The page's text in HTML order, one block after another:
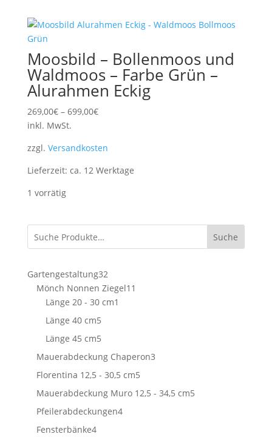
Moosbild – Bollenmoos und
Waldmoos – Farbe Grün –
Alurahmen Eckig
269,00€– 699,00€
inkl. MwSt.
zzgl. Versandkosten
Lieferzeit: ca. 12 Werktage
1 vorrätig
Suche
Gartengestaltung3232
Produkte
Mönch Nonnen Ziegel11
Länge 20 - 30 cm1
Länge 40 cm55
Produkte
Länge 45 cm55
Produkte
Mauerabdeckung Chaperon33
Florentina 12,5 - 30,5 cm55
Produkte
Mauerabdeckung Muro 12,5 - 34,5 cm55
Pfeilerabdeckungen44
Fensterbänke44